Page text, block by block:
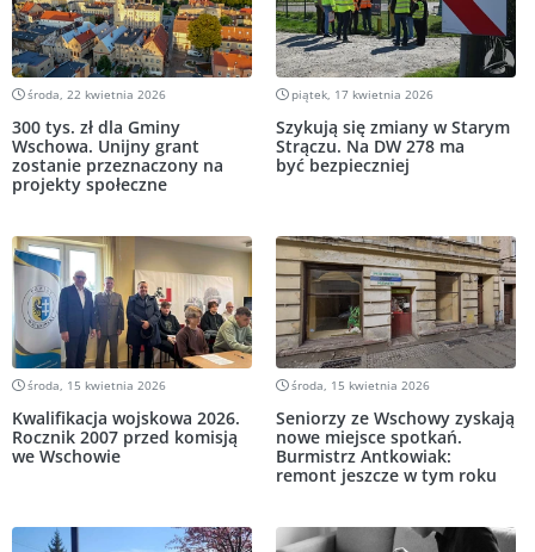
środa, 22 kwietnia 2026
300 tys. zł dla Gminy
Wschowa. Unijny grant
zostanie przeznaczony na
projekty społeczne
piątek, 17 kwietnia 2026
Szykują się zmiany w Starym
Strączu. Na DW 278 ma
być bezpieczniej
środa, 15 kwietnia 2026
Kwalifikacja wojskowa 2026.
Rocznik 2007 przed komisją
we Wschowie
środa, 15 kwietnia 2026
Seniorzy ze Wschowy zyskają
nowe miejsce spotkań.
Burmistrz Antkowiak:
remont jeszcze w tym roku